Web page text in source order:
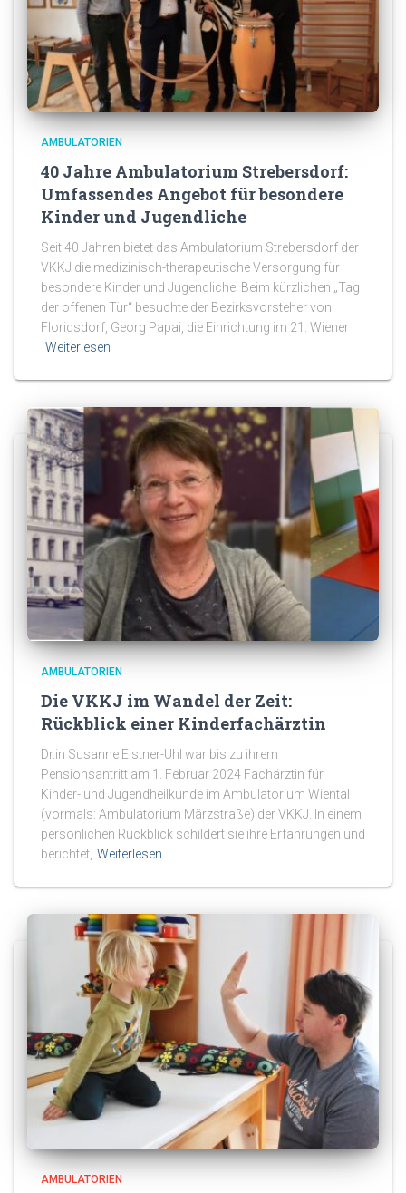
AMBULATORIEN
40 Jahre Ambulatorium Strebersdorf:
Umfassendes Angebot für besondere
Kinder und Jugendliche
Seit 40 Jahren bietet das Ambulatorium Strebersdorf der
VKKJ die medizinisch-therapeutische Versorgung für
besondere Kinder und Jugendliche. Beim kürzlichen „Tag
der offenen Tür“ besuchte der Bezirksvorsteher von
Floridsdorf, Georg Papai, die Einrichtung im 21. Wiener
Weiterlesen
AMBULATORIEN
Die VKKJ im Wandel der Zeit:
Rückblick einer Kinderfachärztin
Dr.in Susanne Elstner-Uhl war bis zu ihrem
Pensionsantritt am 1. Februar 2024 Fachärztin für
Kinder- und Jugendheilkunde im Ambulatorium Wiental
(vormals: Ambulatorium Märzstraße) der VKKJ. In einem
persönlichen Rückblick schildert sie ihre Erfahrungen und
berichtet, Weiterlesen
AMBULATORIEN